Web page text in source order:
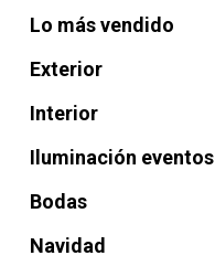
Lo más vendido
Exterior
Interior
Iluminación eventos
Bodas
Navidad